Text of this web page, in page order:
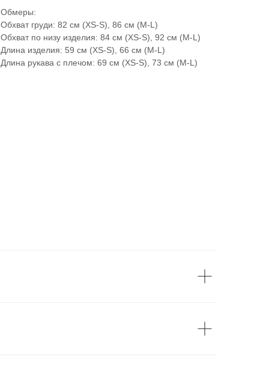
Обмеры:
Обхват груди: 82 см (XS-S), 86 см (M-L)
Обхват по низу изделия: 84 см (XS-S), 92 см (M-L)
Длина изделия: 59 см (XS-S), 66 см (M-L)
Длина рукава с плечом: 69 см (XS-S), 73 см (M-L)